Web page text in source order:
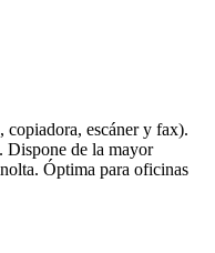
copiadora, escáner y fax).
Dispone de la mayor
Óptima para oficinas